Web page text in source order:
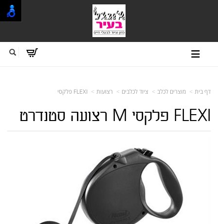
דף בית מוצרים לכלב ציוד לכלבים רצועות FLEXI פלקסי
FLEXI פלקסי M רצועה סטנדרט